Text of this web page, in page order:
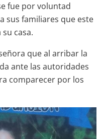
fue por voluntad
sus familiares que este
casa.
que al arribar la
ante las autoridades
comparecer por los